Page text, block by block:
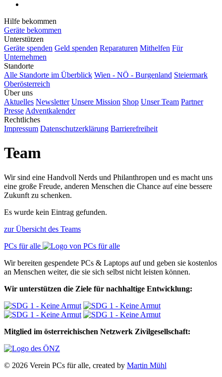
Hilfe bekommen
Geräte bekommen
Unterstützen
Geräte spenden Geld spenden Reparaturen Mithelfen Für
Unternehmen
Standorte
Alle Standorte im Überblick Wien - NÖ - Burgenland Steiermark
Oberösterreich
Über uns
Aktuelles Newsletter Unsere Mission Shop Unser Team Partner
Presse Adventkalender
Rechtliches
Impressum Datenschutzerklärung Barrierefreiheit
Team
Wir sind eine Handvoll Nerds und Philanthropen und es macht uns
eine große Freude, anderen Menschen die Chance auf eine bessere
Zukunft zu schenken.
Es wurde kein Eintrag gefunden.
zur Übersicht des Teams
PCs für alle
Wir bereiten gespendete PCs & Laptops auf und geben sie kostenlos
an Menschen weiter, die sie sich selbst nicht leisten können.
Wir unterstützen die Ziele für nachhaltige Entwicklung:
Mitglied im österreichischen Netzwerk Zivilgesellschaft:
© 2026 Verein PCs für alle, created by Martin Mühl